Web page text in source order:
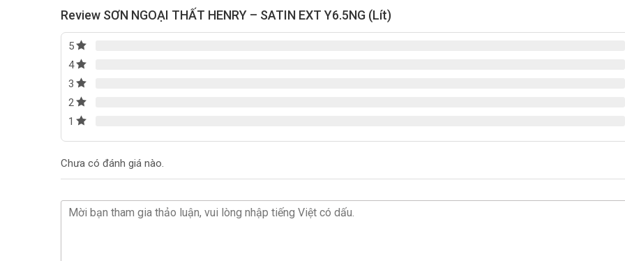
Review SƠN NGOẠI THẤT HENRY – SATIN EXT Y6.5NG (Lít)
5
4
3
2
1
Chưa có đánh giá nào.